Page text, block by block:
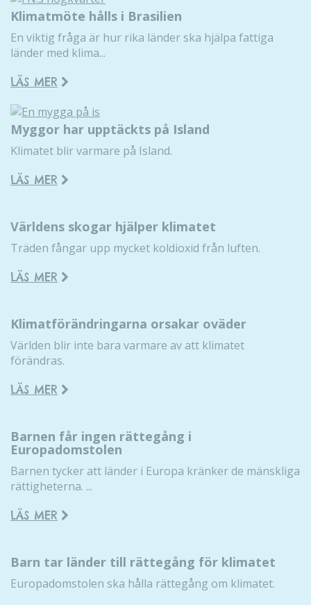
Klimatmöte hålls i Brasilien
En viktig fråga är hur rika länder ska hjälpa fattiga
länder med klima...
LÄS MER
Myggor har upptäckts på Island
Klimatet blir varmare på Island.
LÄS MER
Världens skogar hjälper klimatet
Träden fångar upp mycket koldioxid från luften.
LÄS MER
Klimatförändringarna orsakar oväder
Världen blir inte bara varmare av att klimatet
förändras.
LÄS MER
Barnen får ingen rättegång i
Europadomstolen
Barnen tycker att länder i Europa kränker de mänskliga
rättigheterna. ...
LÄS MER
Barn tar länder till rättegång för klimatet
Europadomstolen ska hålla rättegång om klimatet.